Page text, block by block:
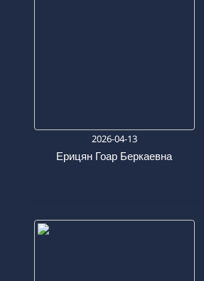
2026-04-13
Ерицян Гоар Беркаевна